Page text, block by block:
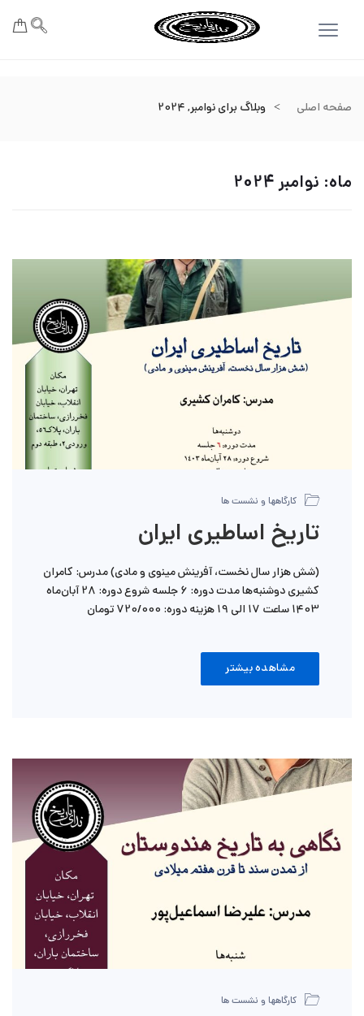
صفحه اصلی وبلاگ برای نوامبر, 2024
ماه: نوامبر 2024
کارگاهها و نشست ها
تاریخ اساطیری ایران
(شش هزار سال نخست، آفرینش مینوی و مادی) مدرس: کامران
کشیری دوشنبه‌ها مدت دوره: 6 جلسه شروع دوره: 28 آبان‌ماه
1403 ساعت 17 الی 19 هزینه دوره: 720/000 تومان
مشاهده بیشتر
کارگاهها و نشست ها